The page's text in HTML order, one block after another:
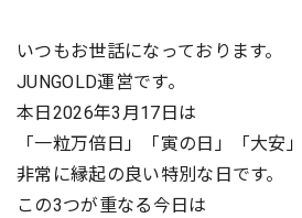
いつもお世話になっております。
JUNGOLD運営です。
本日2026年3月17日は
「一粒万倍日」「寅の日」「大安
非常に縁起の良い特別な日です。
この3つが重なる今日は